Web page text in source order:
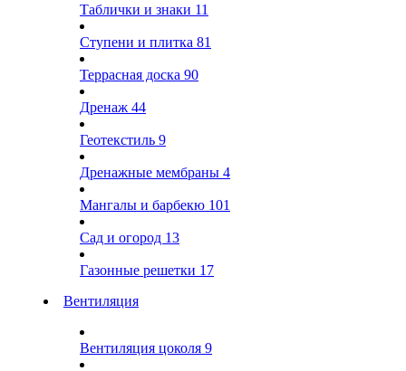
Таблички и знаки 11
Ступени и плитка 81
Террасная доска 90
Дренаж 44
Геотекстиль 9
Дренажные мембраны 4
Мангалы и барбекю 101
Сад и огород 13
Газонные решетки 17
Вентиляция
Вентиляция цоколя 9